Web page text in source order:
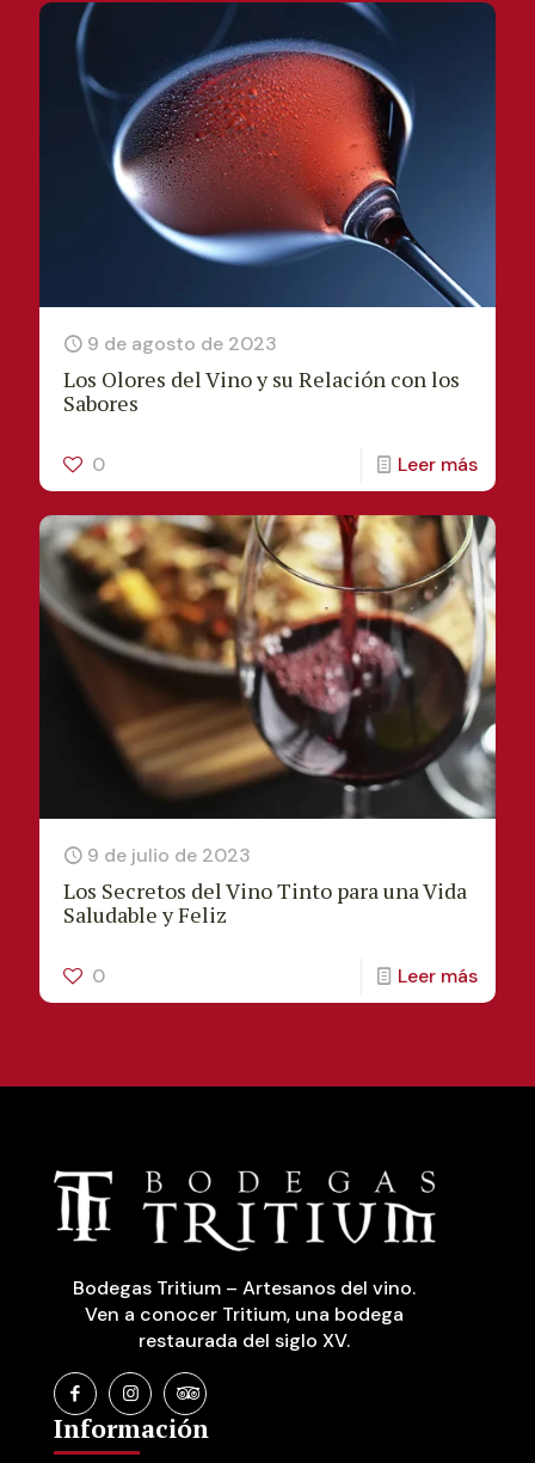
9 de agosto de 2023
Los Olores del Vino y su Relación con los
Sabores
0 Leer más
9 de julio de 2023
Los Secretos del Vino Tinto para una Vida
Saludable y Feliz
0 Leer más
Bodegas Tritium – Artesanos del vino.
Ven a conocer Tritium, una bodega
restaurada del siglo XV.
Información